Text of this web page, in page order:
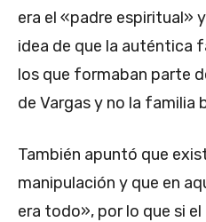
era el «padre espiritual»
idea de que la auténtica
los que formaban parte
de Vargas y no la familia
También apuntó que
manipulación y que en
era todo», por lo que si